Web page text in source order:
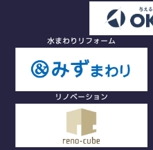
水まわりリフォーム
リノベーション